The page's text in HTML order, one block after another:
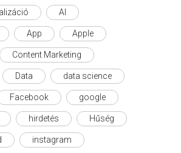
AI
App Apple
Content Marketing
Data data science
Facebook google
hirdetés Hűség
instagram